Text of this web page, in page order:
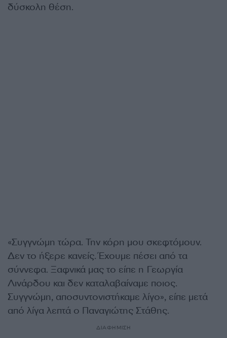
δύσκολη θέση.
«Συγγνώμη τώρα. Την κόρη μου σκεφτόμουν.
Δεν το ήξερε κανείς. Έχουμε πέσει από τα
σύννεφα. Ξαφνικά μας το είπε η Γεωργία
Λινάρδου και δεν καταλαβαίναμε ποιος.
Συγγνώμη, αποσυντονιστήκαμε λίγο», είπε μετά
από λίγα λεπτά ο Παναγιώτης Στάθης.
ΔΙΑΦΗΜΙΣΗ